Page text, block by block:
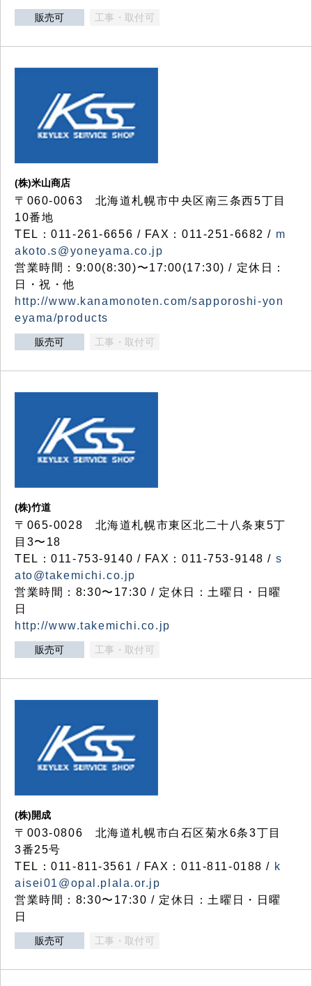
販売可 工事・取付可
(株)米山商店
〒060-0063 北海道札幌市中央区南三条西5丁目
10番地
TEL：011-261-6656 / FAX：011-251-6682 / m
akoto.s@yoneyama.co.jp
営業時間：9:00(8:30)〜17:00(17:30) / 定休日：
日・祝・他
http://www.kanamonoten.com/sapporoshi-yon
eyama/products
販売可 工事・取付可
(株)竹道
〒065-0028 北海道札幌市東区北二十八条東5丁
目3〜18
TEL：011-753-9140 / FAX：011-753-9148 / s
ato@takemichi.co.jp
営業時間：8:30〜17:30 / 定休日：土曜日・日曜
日
http://www.takemichi.co.jp
販売可 工事・取付可
(株)開成
〒003-0806 北海道札幌市白石区菊水6条3丁目
3番25号
TEL：011-811-3561 / FAX：011-811-0188 / k
aisei01@opal.plala.or.jp
営業時間：8:30〜17:30 / 定休日：土曜日・日曜
日
販売可 工事・取付可